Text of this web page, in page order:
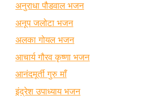
अनुराधा पौडवाल भजन
अनूप जलोटा भजन
अलका गोयल भजन
आचार्य गौरव कृष्णा भजन
आनंदमूर्ती गुरु माँ
इंद्रेश उपाध्याय भजन